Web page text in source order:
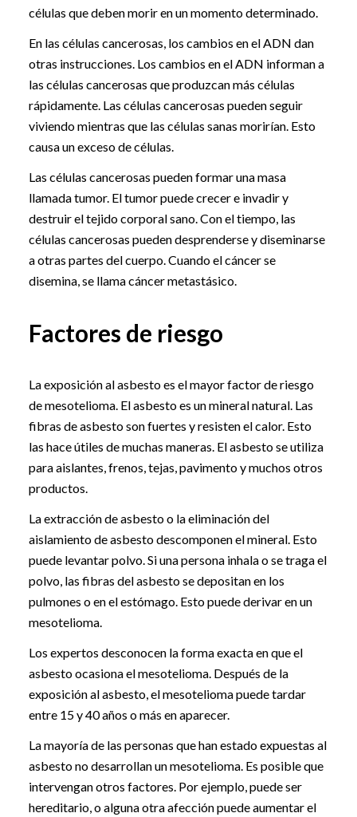
células que deben morir en un momento determinado.
En las células cancerosas, los cambios en el ADN dan
otras instrucciones. Los cambios en el ADN informan a
las células cancerosas que produzcan más células
rápidamente. Las células cancerosas pueden seguir
viviendo mientras que las células sanas morirían. Esto
causa un exceso de células.
Las células cancerosas pueden formar una masa
llamada tumor. El tumor puede crecer e invadir y
destruir el tejido corporal sano. Con el tiempo, las
células cancerosas pueden desprenderse y diseminarse
a otras partes del cuerpo. Cuando el cáncer se
disemina, se llama cáncer metastásico.
Factores de riesgo
La exposición al asbesto es el mayor factor de riesgo
de mesotelioma. El asbesto es un mineral natural. Las
fibras de asbesto son fuertes y resisten el calor. Esto
las hace útiles de muchas maneras. El asbesto se utiliza
para aislantes, frenos, tejas, pavimento y muchos otros
productos.
La extracción de asbesto o la eliminación del
aislamiento de asbesto descomponen el mineral. Esto
puede levantar polvo. Si una persona inhala o se traga el
polvo, las fibras del asbesto se depositan en los
pulmones o en el estómago. Esto puede derivar en un
mesotelioma.
Los expertos desconocen la forma exacta en que el
asbesto ocasiona el mesotelioma. Después de la
exposición al asbesto, el mesotelioma puede tardar
entre 15 y 40 años o más en aparecer.
La mayoría de las personas que han estado expuestas al
asbesto no desarrollan un mesotelioma. Es posible que
intervengan otros factores. Por ejemplo, puede ser
hereditario, o alguna otra afección puede aumentar el